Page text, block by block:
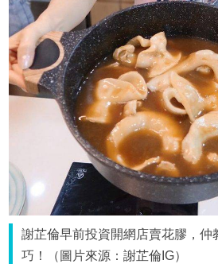
謝芷倫早前投資開網店賣花膠，仲
巧！（圖片來源：謝芷倫IG）